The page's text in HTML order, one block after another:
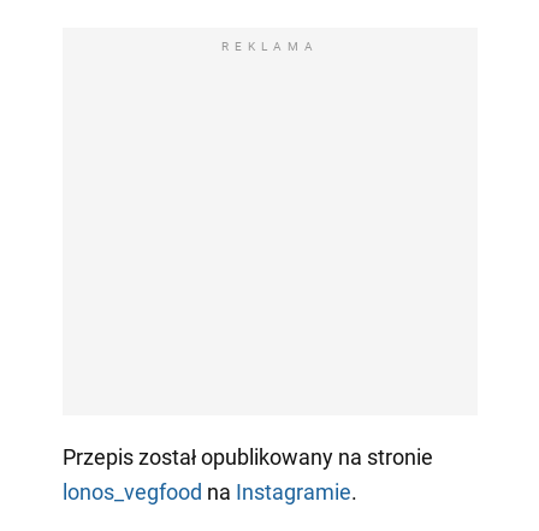
REKLAMA
Przepis został opublikowany na stronie
lonos_vegfood na Instagramie.